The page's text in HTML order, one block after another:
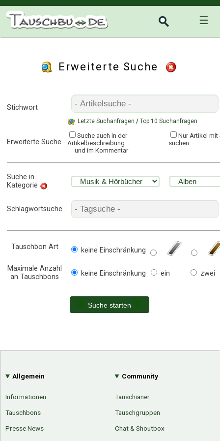
☰
Erweiterte Suche
Stichwort
Letzte Suchanfragen / Top 10 Suchanfragen
Erweiterte Suche
Suche auch in der
Artikelbeschreibung
und im Kommentar
Nur Artikel
suchen
Suche in
Kategorie
Schlagwortsuche
Tauschbon Art keine Einschränkung
Maximale Anzahl
an Tauschbons
keine Einschränkung ein zwei
Suche starten
Allgemein
Informationen
Tauschbons
Presse News
Community
Tauschianer
Tauschgruppen
Chat & Shoutbox